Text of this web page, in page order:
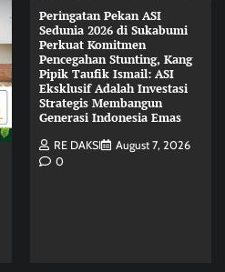
Peringatan Pekan ASI
Sedunia 2026 di Sukabumi
Perkuat Komitmen
Pencegahan Stunting, Kang
Pipik Taufik Ismail: ASI
Eksklusif Adalah Investasi
Strategis Membangun
Generasi Indonesia Emas
RE DAKSI
August 7, 2026
0